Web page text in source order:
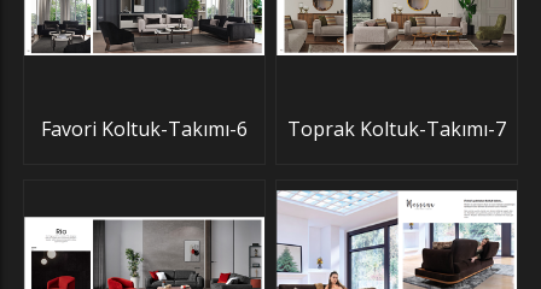
Favori Koltuk-Takımı-6 Toprak Koltuk-Takımı-7